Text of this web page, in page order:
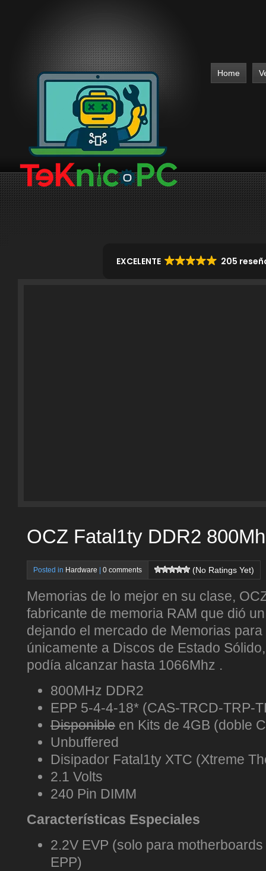
Home
EXCELENTE 205
OCZ Fatal1ty DDR2
Posted in Hardware 0 comments (No Ratings Yet)
Memorias de lo mejor en su clase,
fabricante de memoria RAM que dió
dejando el mercado de Memorias
únicamente a Discos de Estado
podía alcanzar hasta 1066Mhz .
800MHz DDR2
EPP 5-4-4-18* (CAS-TRCD-TRP-
Disponible en Kits de 4GB (doble
Unbuffered
Disipador Fatal1ty XTC (Xtreme
2.1 Volts
240 Pin DIMM
Características Especiales
2.2V EVP (solo para
EPP)